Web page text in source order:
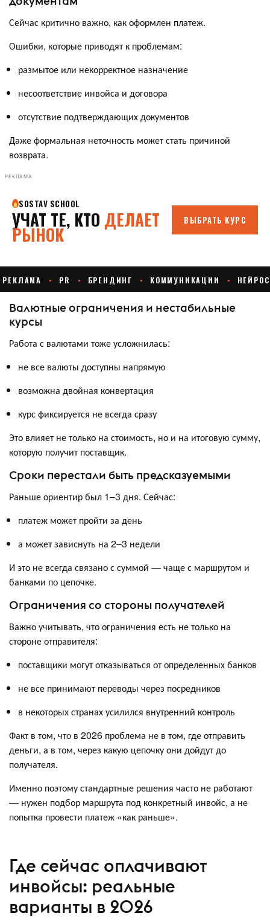
Сейчас критично важно, как оформлен платеж.
Ошибки, которые приводят к проблемам:
размытое или некорректное назначение
несоответствие инвойса и договора
отсутствие подтверждающих документов
Даже формальная неточность может стать причиной
возврата.
РЕКЛАМА
Валютные ограничения и нестабильные
курсы
Работа с валютами тоже усложнилась:
не все валюты доступны напрямую
возможна двойная конвертация
курс фиксируется не всегда сразу
Это влияет не только на стоимость, но и на итоговую сумму,
которую получит поставщик.
Сроки перестали быть предсказуемыми
Раньше ориентир был 1–3 дня. Сейчас:
платеж может пройти за день
а может зависнуть на 2–3 недели
И это не всегда связано с суммой — чаще с маршрутом и
банками по цепочке.
Ограничения со стороны получателей
Важно учитывать, что ограничения есть не только на
стороне отправителя:
поставщики могут отказываться от определенных банков
не все принимают переводы через посредников
в некоторых странах усилился внутренний контроль
Факт в том, что в 2026 проблема не в том, где отправить
деньги, а в том, через какую цепочку они дойдут до
получателя.
Именно поэтому стандартные решения часто не работают
— нужен подбор маршрута под конкретный инвойс, а не
попытка провести платеж «как раньше».
Где сейчас оплачивают
инвойсы: реальные
варианты в 2026